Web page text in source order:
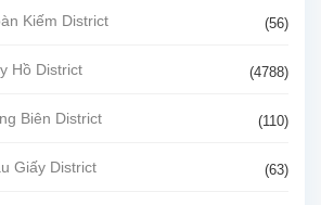
Kiếm District (56)
Hồ District (4788)
Biên District (110)
Giấy District (63)